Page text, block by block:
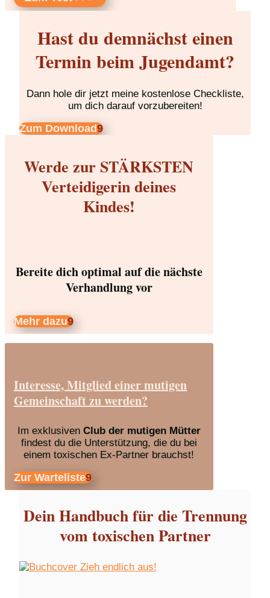
Hast du demnächst einen
Termin beim Jugendamt?
Dann hole dir jetzt meine kostenlose Checkliste,
um dich darauf vorzubereiten!
Zum Download
Werde zur STÄRKSTEN
Verteidigerin deines
Kindes!
Bereite dich optimal auf die nächste
Verhandlung vor
Mehr dazu
Interesse, Mitglied einer mutigen
Gemeinschaft zu werden?
Im exklusiven Club der mutigen Mütter
findest du die Unterstützung, die du bei
einem toxischen Ex-Partner brauchst!
Zur Warteliste
Dein Handbuch für die Trennung
vom toxischen Partner